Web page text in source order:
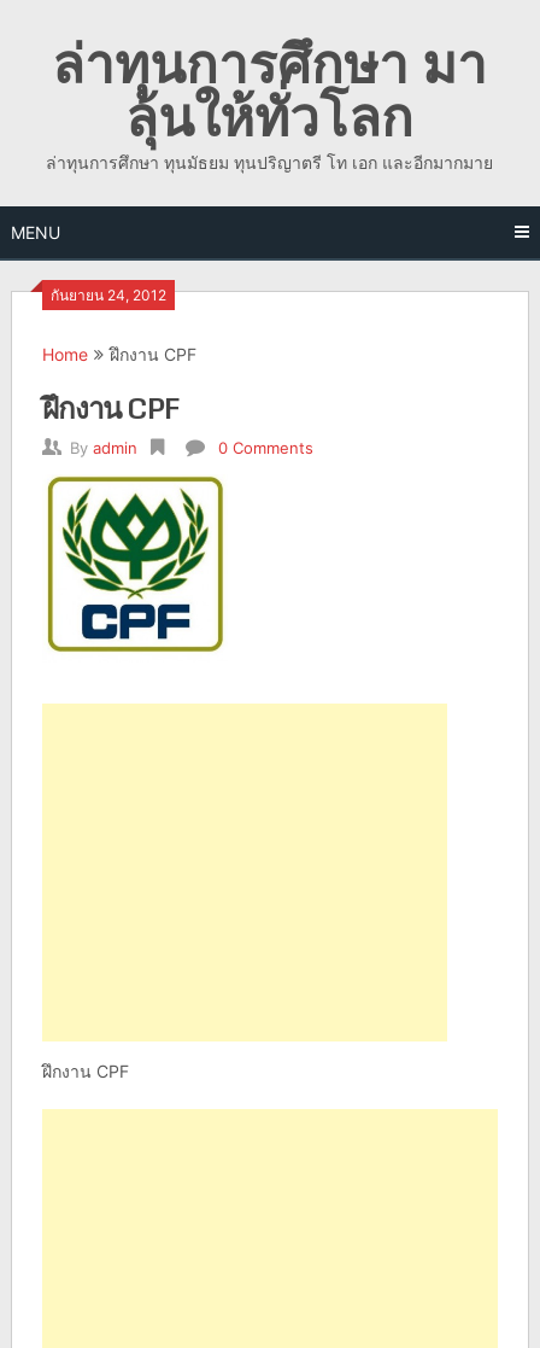
contentล่าทุนการศึกษา มา
ลุ้นให้ทั่วโลก
ล่าทุนการศึกษา ทุนมัธยม ทุนปริญาตรี โท เอก และอีกมากมาย
MENU
กันยายน 24, 2012
Home ฝึกงาน CPF
ฝึกงาน CPF
By admin 0 Comments
ฝึกงาน CPF